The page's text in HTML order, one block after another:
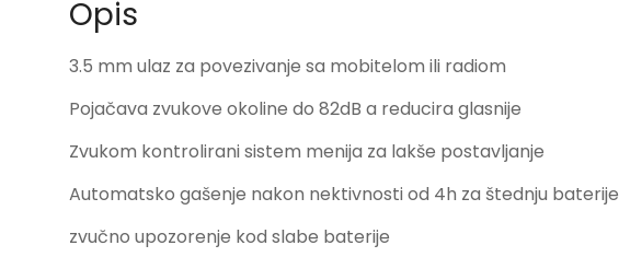
Opis
3.5 mm ulaz za povezivanje sa mobitelom ili radiom
Pojačava zvukove okoline do 82dB a reducira glasnije
Zvukom kontrolirani sistem menija za lakše postavljanje
Automatsko gašenje nakon nektivnosti od 4h za štednju baterije
zvučno upozorenje kod slabe baterije